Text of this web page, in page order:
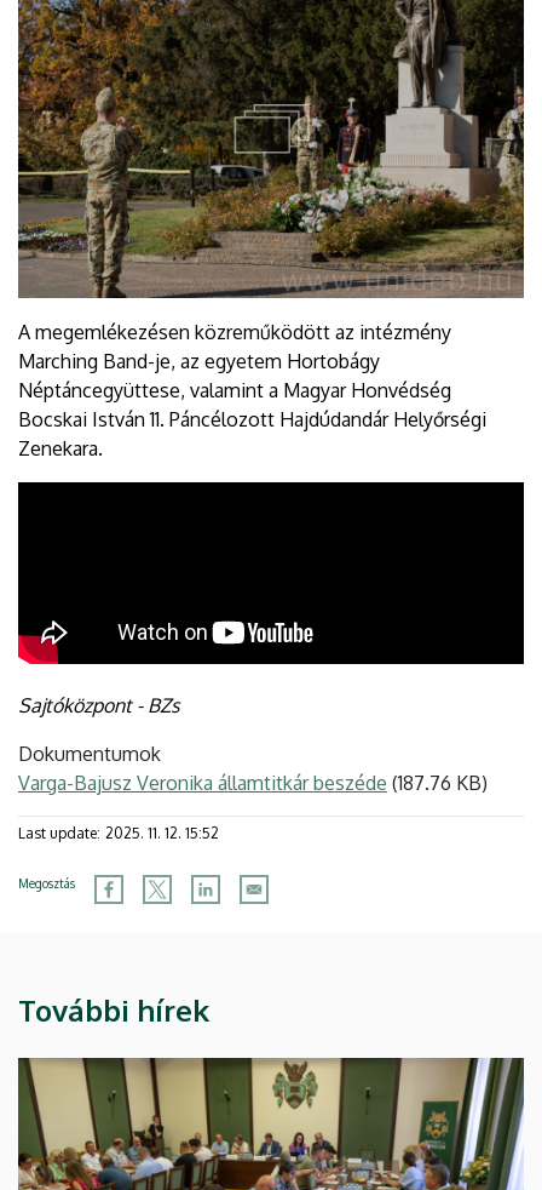
A megemlékezésen közreműködött az intézmény
Marching Band-je, az egyetem Hortobágy
Néptáncegyüttese, valamint a Magyar Honvédség
Bocskai István 11. Páncélozott Hajdúdandár Helyőrségi
Zenekara.
Sajtóközpont - BZs
Dokumentumok
Varga-Bajusz Veronika államtitkár beszéde (187.76 KB)
Last update: 2025. 11. 12. 15:52
Megosztás
További hírek